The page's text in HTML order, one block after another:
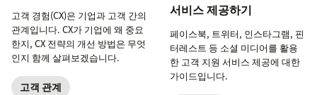
고객 경험(CX)은 기업과 고객 간의
관계입니다. CX가 기업에 왜 중요
한지, CX 전략의 개선 방법은 무엇
인지 함께 살펴보겠습니다.
고객 관계
서비스 제공하기
페이스북, 트위터, 인스타그램, 핀
터레스트 등 소셜 미디어를 활용
한 고객 지원 서비스 제공에 대한
가이드입니다.